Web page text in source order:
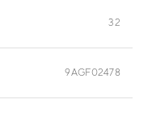
32
9AGF02478